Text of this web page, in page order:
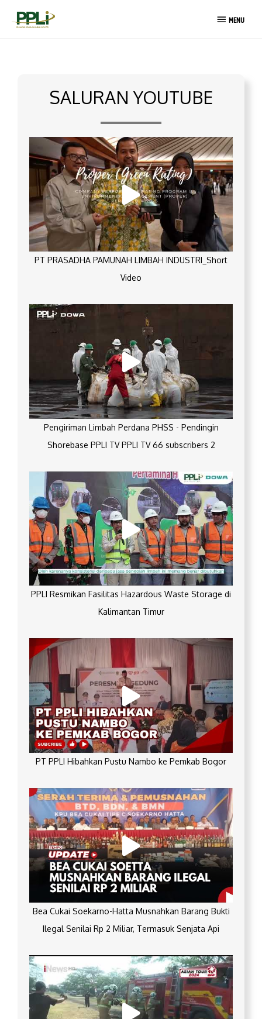
MENU
MENU
SALURAN YOUTUBE
PT PRASADHA PAMUNAH LIMBAH INDUSTRI_Short
Video
Pengiriman Limbah Perdana PHSS - Pendingin
Shorebase PPLI TV PPLI TV 66 subscribers 2
PPLI Resmikan Fasilitas Hazardous Waste Storage di
Kalimantan Timur
PT PPLI Hibahkan Pustu Nambo ke Pemkab Bogor
Bea Cukai Soekarno-Hatta Musnahkan Barang Bukti
Ilegal Senilai Rp 2 Miliar, Termasuk Senjata Api